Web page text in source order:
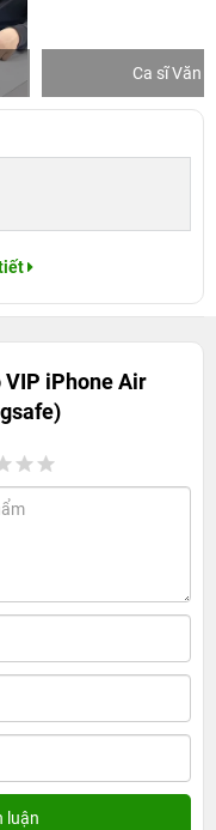
Ca sĩ Văn
VIP iPhone Air